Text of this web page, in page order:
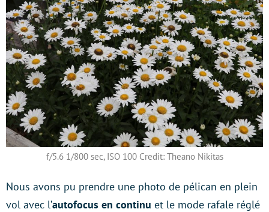
f/5.6 1/800 sec, ISO 100 Credit: Theano Nikitas
Nous avons pu prendre une photo de pélican en plein
vol avec l’autofocus en continu et le mode rafale réglé